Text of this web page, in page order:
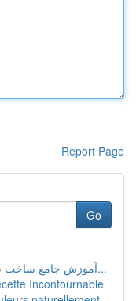
Report Page
Go
آموزش جامع ساخت سایت با سیستم وردپرس: از صفر...
Incontournable